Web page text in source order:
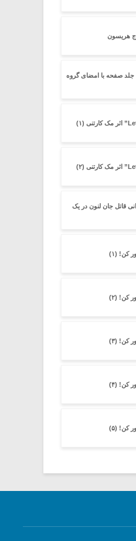
هریسون
صفحه با امضای گروه
قاتل جان لنون در یک
کن! (۱)
کن! (۲)
کن! (۳)
کن! (۴)
کن! (۵)